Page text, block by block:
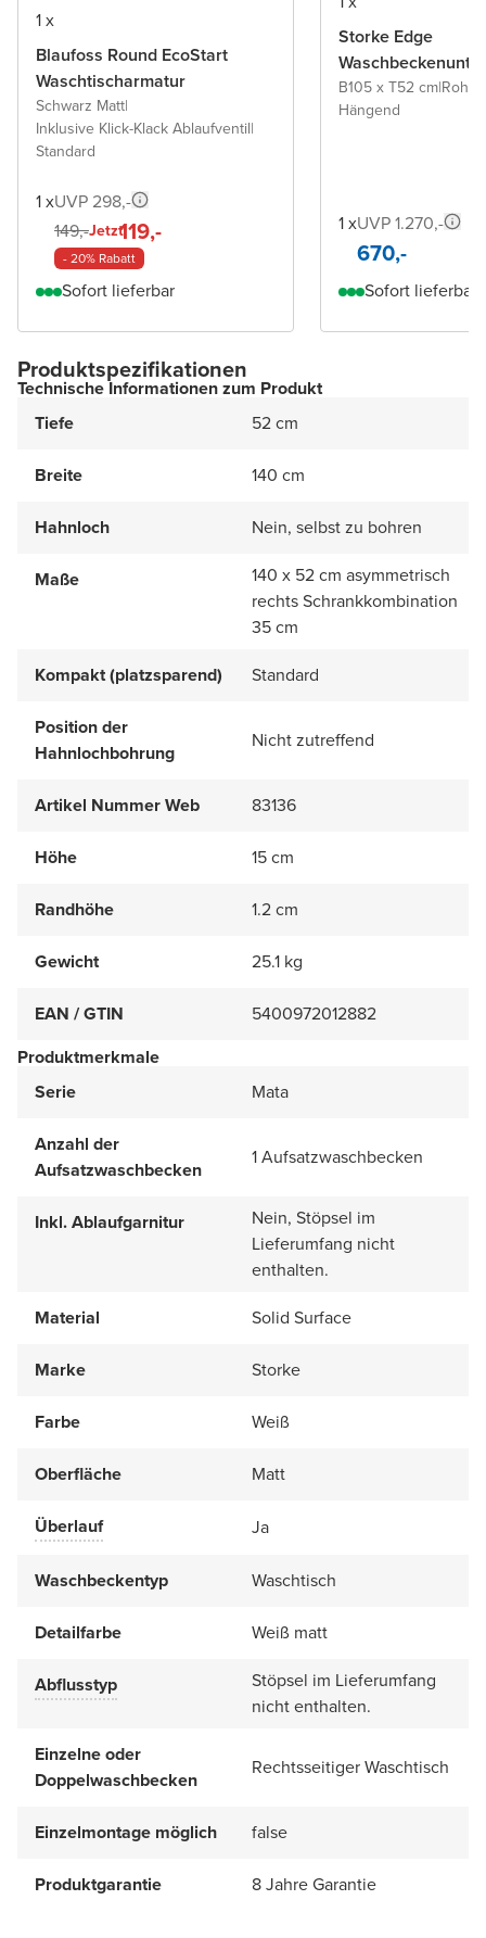
1 x
Blaufoss Round EcoStart
Waschtischarmatur
Schwarz Matt|
Inklusive Klick-Klack Ablaufventil|
Standard
1 xUVP 298,-
149,-Jetzt119,-
- 20% Rabatt
Sofort lieferbar
Storke Edge
B105 x T52 cm|Rohe
Hängend
1 xUVP 1.270,-
670,-
Sofort lieferbar
Produktspezifikationen
Technische Informationen zum Produkt
Tiefe
52 cm
Breite 140 cm
Hahnloch Nein, selbst zu bohren
Maße
140 x 52 cm asymmetrisch
rechts Schrankkombination
35 cm
Kompakt (platzsparend)
Standard
Position der
Hahnlochbohrung
Nicht zutreffend
Artikel Nummer Web 83136
Höhe 15 cm
Randhöhe 1.2 cm
Gewicht 25.1 kg
EAN / GTIN
5400972012882
Produktmerkmale
Serie
Mata
Anzahl der
Aufsatzwaschbecken
1 Aufsatzwaschbecken
Inkl. Ablaufgarnitur
Nein, Stöpsel im
Lieferumfang nicht
enthalten.
Material
Solid Surface
Marke Storke
Farbe Weiß
Oberfläche Matt
Überlauf Ja
Waschbeckentyp Waschtisch
Detailfarbe Weiß matt
Abflusstyp
Stöpsel im Lieferumfang
nicht enthalten.
Einzelne oder
Doppelwaschbecken
Rechtsseitiger Waschtisch
Einzelmontage möglich false
Produktgarantie 8 Jahre Garantie